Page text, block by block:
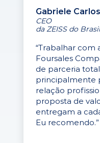
Gabriele Carlos
CEO
da ZEISS do Brasil
“Trabalhar com
Foursales
de parceria
principalmente
relação
proposta de
entregam a
Eu recomendo.”